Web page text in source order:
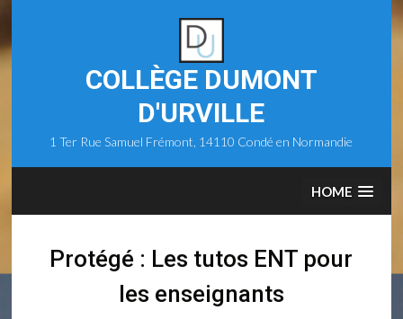
COLLÈGE DUMONT
D'URVILLE
1 Ter Rue Samuel Frémont, 14110 Condé en Normandie
HOME
Protégé : Les tutos ENT pour
les enseignants